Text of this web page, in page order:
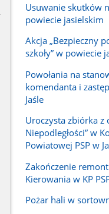
Usuwanie skutków
powiecie jasielskim
Akcja „Bezpieczny
szkoły” w powiecie
Powołania na
komendanta i
Jaśle
Uroczysta zbiórka z
Niepodległości” w
Powiatowej PSP w
Zakończenie
Kierowania w KP
Pożar hali w